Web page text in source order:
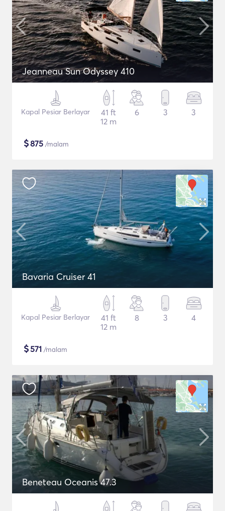
Jeanneau Sun Odyssey 410
Kapal Pesiar Berlayar
41 ft
12 m
6 3 3
$875 /malam
Bavaria Cruiser 41
Kapal Pesiar Berlayar
41 ft
12 m
8 3 4
$571 /malam
Beneteau Oceanis 47.3